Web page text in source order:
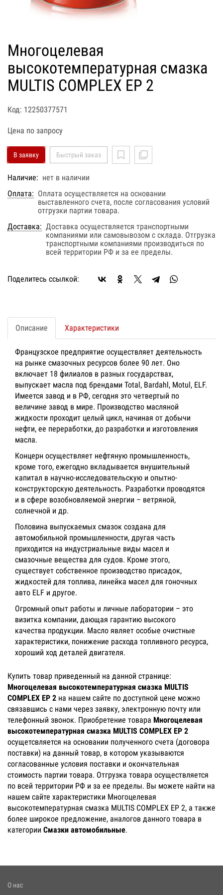
Многоцелевая
высокотемпературная смазка
MULTIS COMPLEX EP 2
Код: 12250377571
Цена по запросу
В заявку Быстрый заказ
Наличие: нет в наличии
Оплата: Оплата осуществляется на основании
выставленного счета, после согласования условий
отгрузки партии товара.
Доставка: Доставка осуществляется транспортными
компаниями или самовывозом с склада. Отгрузка
транспортными компаниями производиться по
всей территории РФ и за ее пределы.
Поделитесь ссылкой:
Описание Характеристики
Французское предприятие осуществляет деятельность
на рынке смазочных ресурсов более 90 лет. Оно
включает 18 филиалов в разных государствах,
выпускает масла под брендами Total, Bardahl, Motul, ELF.
Имеется завод и в РФ, сегодня это четвертый по
величине завод в мире. Производство масляной
жидкости проходит целый цикл, начиная от добычи
нефти, ее переработки, до разработки и изготовления
масла.
Концерн осуществляет нефтяную промышленность,
кроме того, ежегодно вкладывается внушительный
капитал в научно-исследовательскую и опытно-
конструкторскую деятельность. Разработки проводятся
и в сфере возобновляемой энергии – ветряной,
солнечной и др.
Половина выпускаемых смазок создана для
автомобильной промышленности, другая часть
приходится на индустриальные виды масел и
смазочные вещества для судов. Кроме этого,
существует собственное производство присадок,
жидкостей для топлива, линейка масел для гоночных
авто ELF и другое.
Огромный опыт работы и личные лаборатории – это
визитка компании, дающая гарантию высокого
качества продукции. Масло являет особые очистные
характеристики, понижение расхода топливного ресурса,
хороший ход деталей двигателя.
Купить товар приведенный на данной странице:
Многоцелевая высокотемпературная смазка MULTIS
COMPLEX EP 2 на нашем сайте по доступной цене можно
связавшись с нами через заявку, электронную почту или
телефонный звонок. Приобретение товара Многоцелевая
высокотемпературная смазка MULTIS COMPLEX EP 2
осущетсвляется на основании полученного счета (договора
поставки) на данный товар, в котором указываются
согласованные условия поставки и окончательная
стоимость партии товара. Отгрузка товара осуществляется
по всей территории РФ и за ее пределы. Вы можете найти на
нашем сайте характеристики Многоцелевая
высокотемпературная смазка MULTIS COMPLEX EP 2, а также
более широкое предложение, аналогов данного товара в
категории Смазки автомобильные.
О нас